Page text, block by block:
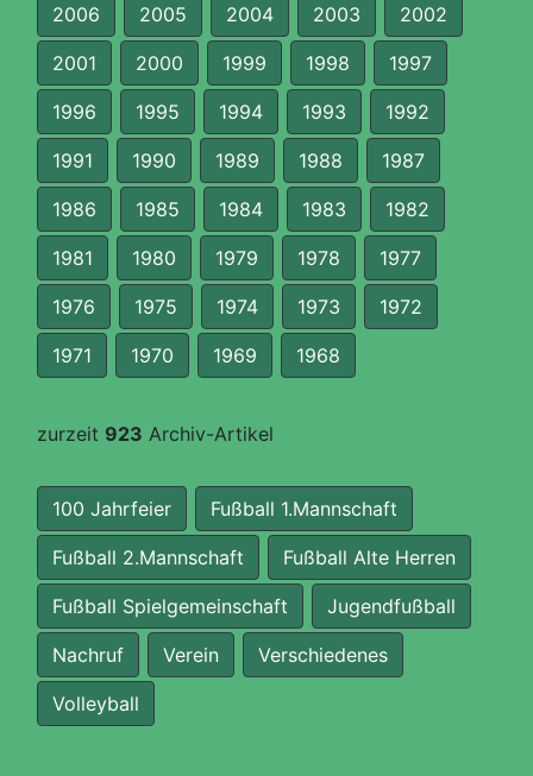
2006 2005 2004 2003 2002
2001 2000 1999 1998 1997
1996 1995 1994 1993 1992
1991 1990 1989 1988 1987
1986 1985 1984 1983 1982
1981 1980 1979 1978 1977
1976 1975 1974 1973 1972
1971 1970 1969 1968
zurzeit 923 Archiv-Artikel
100 Jahrfeier Fußball 1.Mannschaft
Fußball 2.Mannschaft Fußball Alte Herren
Fußball Spielgemeinschaft Jugendfußball
Nachruf Verein Verschiedenes
Volleyball